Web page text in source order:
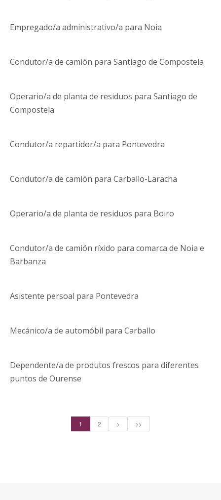
Empregado/a administrativo/a para Noia
Condutor/a de camión para Santiago de Compostela
Operario/a de planta de residuos para Santiago de
Compostela
Condutor/a repartidor/a para Pontevedra
Condutor/a de camión para Carballo-Laracha
Operario/a de planta de residuos para Boiro
Condutor/a de camión ríxido para comarca de Noia e
Barbanza
Asistente persoal para Pontevedra
Mecánico/a de automóbil para Carballo
Dependente/a de produtos frescos para diferentes
puntos de Ourense
1 2 > >>